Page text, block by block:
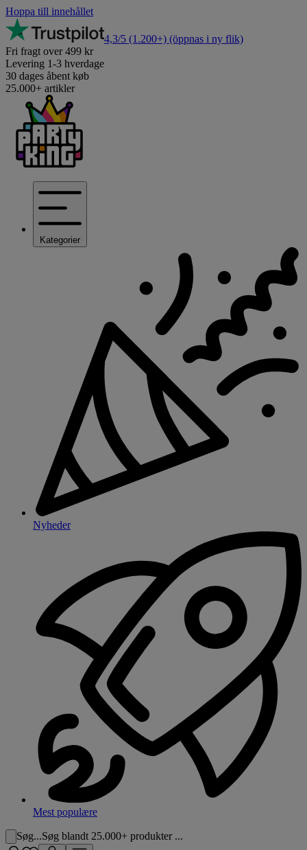
Hoppa till innehållet
4,3/5 (1.200+) (öppnas i ny flik)
Fri fragt over 499 kr
Levering 1-3 hverdage
30 dages åbent køb
25.000+ artikler
Kategorier
Nyheder
Mest populære
Søg...Søg blandt 25.000+ produkter ...